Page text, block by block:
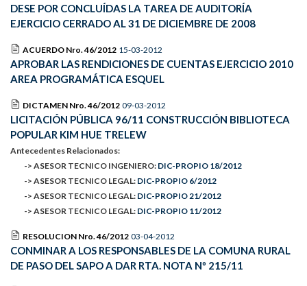
DESE POR CONCLUÍDAS LA TAREA DE AUDITORÍA
EJERCICIO CERRADO AL 31 DE DICIEMBRE DE 2008
ACUERDO Nro. 46/2012 15-03-2012
APROBAR LAS RENDICIONES DE CUENTAS EJERCICIO 2010
AREA PROGRAMÁTICA ESQUEL
DICTAMEN Nro. 46/2012 09-03-2012
LICITACIÓN PÚBLICA 96/11 CONSTRUCCIÓN BIBLIOTECA
POPULAR KIM HUE TRELEW
Antecedentes Relacionados:
-> ASESOR TECNICO INGENIERO: DIC-PROPIO 18/2012
-> ASESOR TECNICO LEGAL: DIC-PROPIO 6/2012
-> ASESOR TECNICO LEGAL: DIC-PROPIO 21/2012
-> ASESOR TECNICO LEGAL: DIC-PROPIO 11/2012
RESOLUCION Nro. 46/2012 03-04-2012
CONMINAR A LOS RESPONSABLES DE LA COMUNA RURAL
DE PASO DEL SAPO A DAR RTA. NOTA Nº 215/11